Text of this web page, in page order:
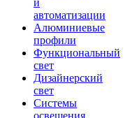
и
автоматизации
Алюминиевые
профили
Функциональный
свет
Дизайнерский
свет
Системы
освещения